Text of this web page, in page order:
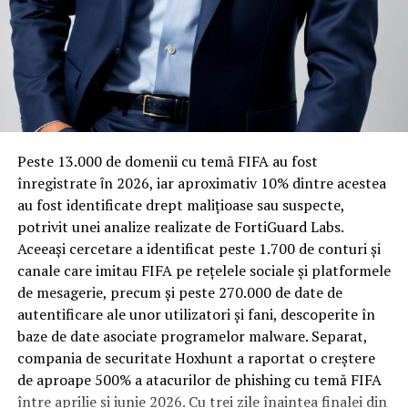
Man Ciprian
: Asta, Denisa era prietena buna cu
Patraus, asa-i? (n.r. – judecatori C.A. Oradea)
Ardelean Cristian: Denisa cu Patraus…, asta nu stiu!
Man Ciprian: Sau Berindei! Berindei statea la Patraus.
(n.n. judecator C.A. Oradea)
Ardelean Cristian
: Da, s-o certat Berindei cu Patraus.
S-o certat fantastic. L-o dat afara. I-o reprosat ca o
facut nu stiu ce.
Lucian Rus : O stat in chirie la Patraus, da!”
Copy-paste de la SRI
Aceleasi discutii releva si implicarea Serviciul Roman de
Informatii in actele de urmarire penala, procurorii
vorbind cu nonsalanta de despre cum ofiterii de politie
vechi, cu structuri care nu au fost proiectate inițial
pentru izolare fonică performantă.
Rotația rapidă a oaspeților cere
materiale rezistente
Spre diferență de o locuință obișnuită, o cameră de hotel
trece printr-un ciclu de utilizare intensă: oaspeți diferiți,
bagaje trase pe roți, curățenie zilnică, uneori mai multe
rezervări consecutive în aceeași săptămână. Această
frecvență ridicată de utilizare pune presiune reală pe
orice suprafață, iar pardoseala este printre primele
elemente afectate vizibil, mai ales în zona din jurul
patului și a ușii de acces.
În etapa de renovare sau construcție, administratorii
care iau în calcul mocheta trafic intenspentru zonele
cu rotație mare reduc riscul de uzură prematură și de
Peste 13.000 de domenii cu temă FIFA au fost
înregistrate ȋn 2026, iar aproximativ 10% dintre acestea
au fost identificate drept malițioase sau suspecte,
potrivit unei analize realizate de FortiGuard Labs.
Aceeași cercetare a identificat peste 1.700 de conturi și
canale care imitau FIFA pe rețelele sociale și platformele
de mesagerie, precum și peste 270.000 de date de
autentificare ale unor utilizatori și fani, descoperite în
baze de date asociate programelor malware. Separat,
compania de securitate Hoxhunt a raportat o creștere
de aproape 500% a atacurilor de phishing cu temă FIFA
între aprilie și iunie 2026. Cu trei zile înaintea finalei din